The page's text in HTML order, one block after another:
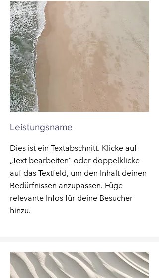
Leistungsname
Dies ist ein Textabschnitt. Klicke auf
„Text bearbeiten” oder doppelklicke
auf das Textfeld, um den Inhalt deinen
Bedürfnissen anzupassen. Füge
relevante Infos für deine Besucher
hinzu.